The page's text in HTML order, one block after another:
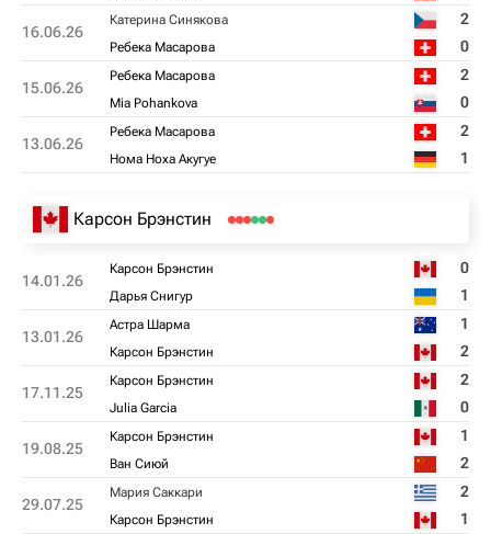
16.06.26
Катерина Синякова 2
Ребека Масарова 0
15.06.26
Ребека Масарова 2
Mia Pohankova 0
13.06.26
Ребека Масарова 2
Нома Ноха Акугуе 1
Карсон Брэнстин
14.01.26
Карсон Брэнстин 0
Дарья Снигур 1
13.01.26
Астра Шарма 1
Карсон Брэнстин 2
17.11.25
Карсон Брэнстин 2
Julia Garcia 0
19.08.25
Карсон Брэнстин 1
Ван Сиюй 2
29.07.25
Мария Саккари 2
Карсон Брэнстин 1